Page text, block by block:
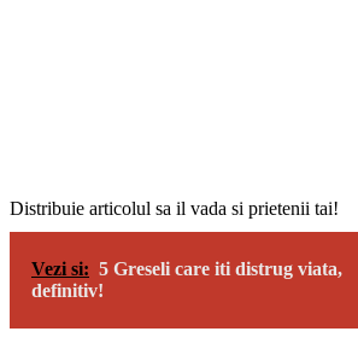
Distribuie articolul sa il vada si prietenii tai!
Vezi si: 5 Greseli care iti distrug viata,
definitiv!